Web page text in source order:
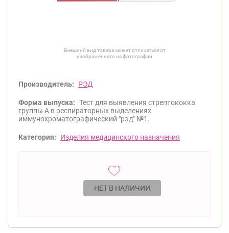
Внешний вид товара может отличаться от
изображённого на фотографии
Производитель: РЭД
Форма выпуска: Тест для выявления стрептококка
группы А в респираторных выделениях
иммунохроматографический "рэд" №1.
Категория: Изделия медицинского назначения
НЕТ В НАЛИЧИИ